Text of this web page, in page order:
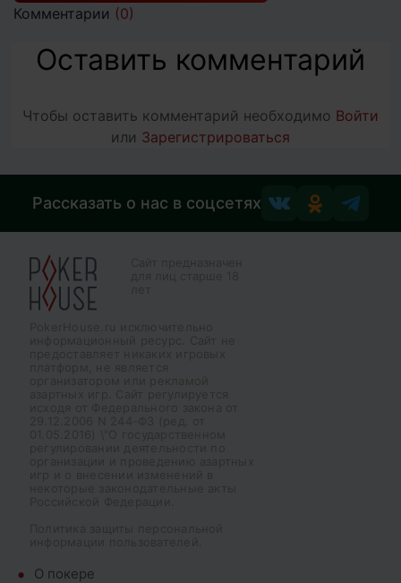
Комментарии (0)
Оставить комментарий
Чтобы оставить комментарий необходимо Войти
или Зарегистрироваться
Рассказать о нас в соцсетях
О покере